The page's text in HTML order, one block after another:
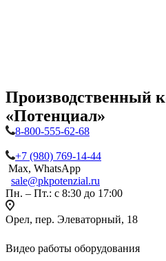
Производственный
«Потенциал»
8-800-555-62-68
+7 (980) 769-14-44
Max, WhatsApp
sale@pkpotenzial.ru
Пн. – Пт.: с 8:30 до 17:00
Орел, пер. Элеваторный, 18
Видео работы оборудования